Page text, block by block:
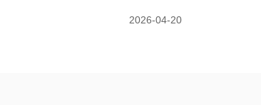
2026-04-20